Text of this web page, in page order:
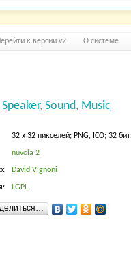
к версии v2 О системе
Speaker, Sound, Music
32 x 32 пикселей; PNG, ICO; 32
nuvola 2
David Vignoni
LGPL